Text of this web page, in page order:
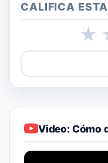
Video: Cómo
CALIFICA
★